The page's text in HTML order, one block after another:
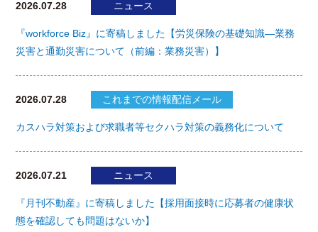
2026.07.28 ニュース
『workforce Biz』に寄稿しました【労災保険の基礎知識―業務
災害と通勤災害について（前編：業務災害）】
2026.07.28 これまでの情報配信メール
カスハラ対策および求職者等セクハラ対策の義務化について
2026.07.21 ニュース
『月刊不動産』に寄稿しました【採用面接時に応募者の健康状
態を確認しても問題はないか】